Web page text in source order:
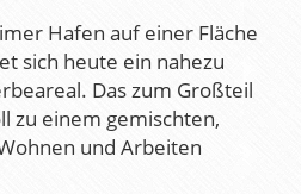
Hafen auf einer Fläche
sich heute ein nahezu
Das zum Großteil
zu einem gemischten,
und Arbeiten